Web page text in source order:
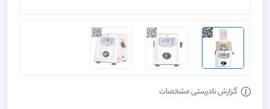
گزارش نادرستی مشخصات